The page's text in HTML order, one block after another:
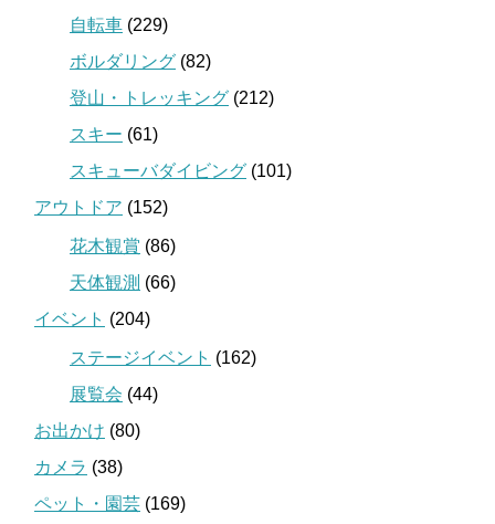
自転車 (229)
ボルダリング (82)
登山・トレッキング (212)
スキー (61)
スキューバダイビング (101)
アウトドア (152)
花木観賞 (86)
天体観測 (66)
イベント (204)
ステージイベント (162)
展覧会 (44)
お出かけ (80)
カメラ (38)
ペット・園芸 (169)